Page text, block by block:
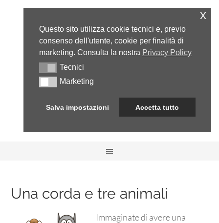
Una corda e tre animali
Immaginate di avere una
Questo sito utilizza cookie tecnici e, previo
consenso dell'utente, cookie per finalità di
marketing. Consulta la nostra Privacy Policy
TecniciTecnici
MarketingMarketing
Salva impostazioni Accetta tutto
x